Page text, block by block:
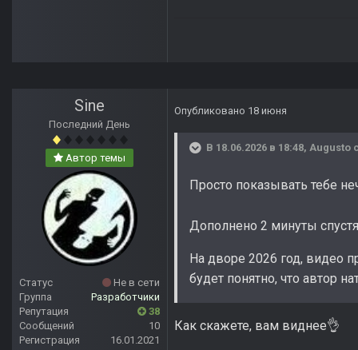
Sine
Последний День
Автор темы
Статус
Не в сети
Группа
Разработчики
Репутация
38
Сообщений
10
Регистрация
16.01.2021
Опубликовано 18 июня
В 18.06.2026 в 18:48, Augusto
Просто показывать тебе
Дополнено 2 минуты спустя
На дворе 2026 год, видео
будет понятно, что автор
Как скажете, вам виднее👌